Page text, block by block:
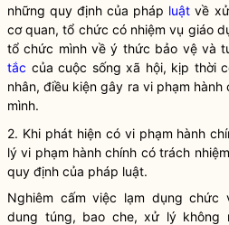
những quy định của pháp luật về
cơ quan,tổ chức có nhiệm vụ giáo
tổ chức mình về ý thức bảo vệ và
tắc của cuộc sống xã hội, kịp thời
nhân, điều kiện gây ra vi phạm hành
mình.
2. Khi phát hiện có vi phạm hành
lý vi phạm hành chính có trách
quy định của pháp luật.
Nghiêm cấm việc lạm dụng chức
dung túng, bao che, xử lý không